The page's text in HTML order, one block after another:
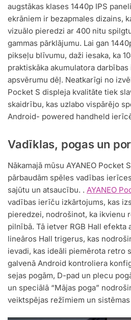
augstākas klases 1440p IPS
ekrāniem ir bezapmales dizains,
vizuālo pieredzi ar 400 nitu
gammas pārklājumu. Lai gan
pikseļu blīvumu, daži iesaka, ka
praktiskāka akumulatora
apsvērumu dēļ. Neatkarīgi no
Pocket S displeja kvalitāte tiek
skaidrību, kas uzlabo vispārējo
Android- powered handheld
Vadīklas, pogas un
Nākamajā mūsu AYANEO Pocket
pārbaudām spēles vadības
sajūtu un atsaucību. . AYANEO
vadības ierīču izkārtojums, kas
pieredzei, nodrošinot, ka ikvienu
pilnībā. Tā ietver RGB Hall efekta
lineāros Hall trigerus, kas
ievadi, kas ideāli piemērota retro
galvenā Android kontroliera
sejas pogām, D-pad un plecu
un speciālā “Mājas poga”
veiktspējas režīmiem un